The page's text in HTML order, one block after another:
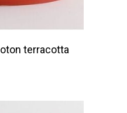
terracotta